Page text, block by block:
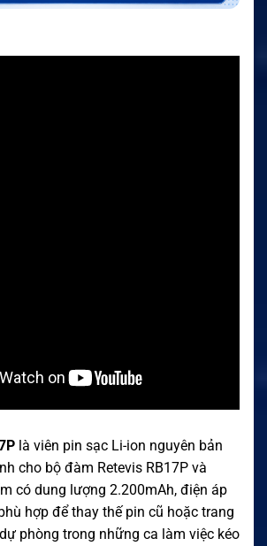
là viên pin sạc Li-ion nguyên bản
cho bộ đàm Retevis RB17P và
có dung lượng 2.200mAh, điện áp
hợp để thay thế pin cũ hoặc trang
phòng trong những ca làm việc kéo